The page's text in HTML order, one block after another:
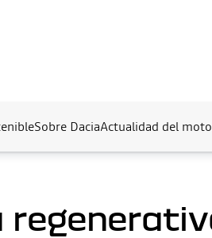
Sobre DaciaActualidad del